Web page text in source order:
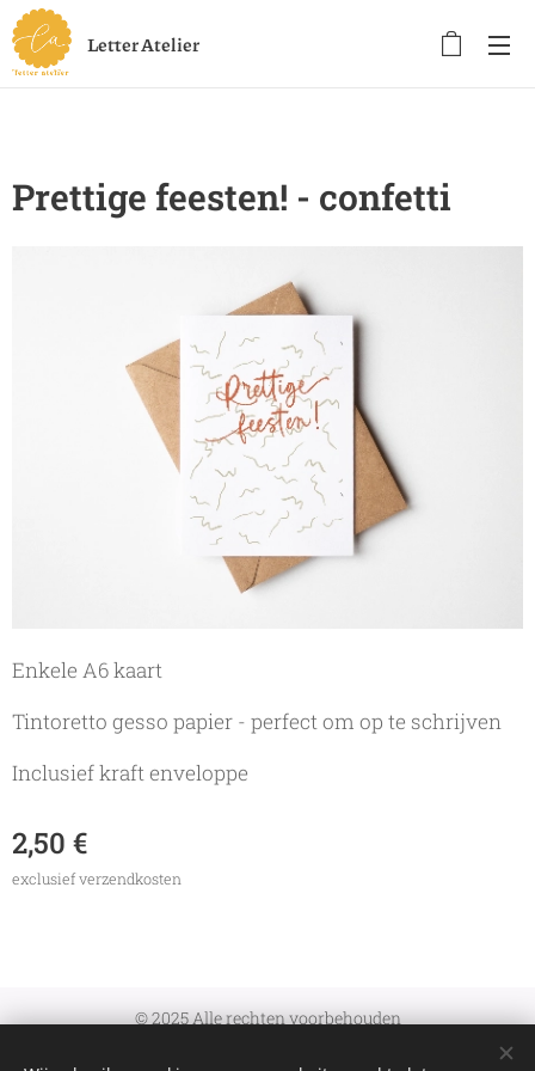
Letter Atelier
Prettige feesten! - confetti
Enkele A6 kaart
Tintoretto gesso papier - perfect om op te schrijven
Inclusief kraft enveloppe
2,50 €
exclusief verzendkosten
© 2025 Alle rechten voorbehouden